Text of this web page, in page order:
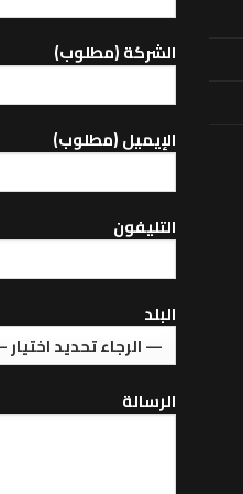
الشركة (مطلوب)
اﻹيميل (مطلوب)
التليفون
البلد
الرسالة